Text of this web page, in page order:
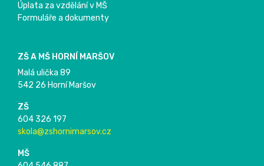
Úplata za vzdělání v MŠ
Formuláře a dokumenty
ZŠ A MŠ HORNÍ MARŠOV
Malá ulička 89
542 26 Horní Maršov
ZŠ
604 326 197
skola@zshornimarsov.cz
MŠ